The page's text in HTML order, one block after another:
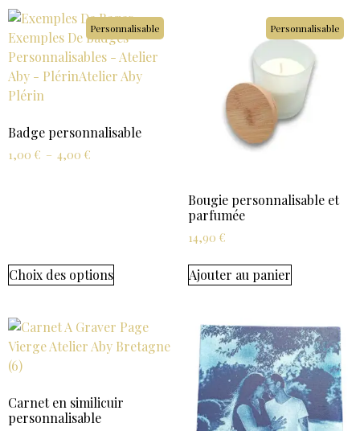
Personnalisable
Badge personnalisable
1,00 € – 4,00 €
Choix des options
Personnalisable
Bougie personnalisable et
parfumée
14,90 €
Ajouter au panier
Carnet en similicuir
personnalisable